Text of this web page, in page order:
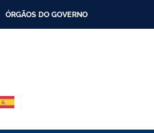
ÓRGÃOS DO GOVERNO